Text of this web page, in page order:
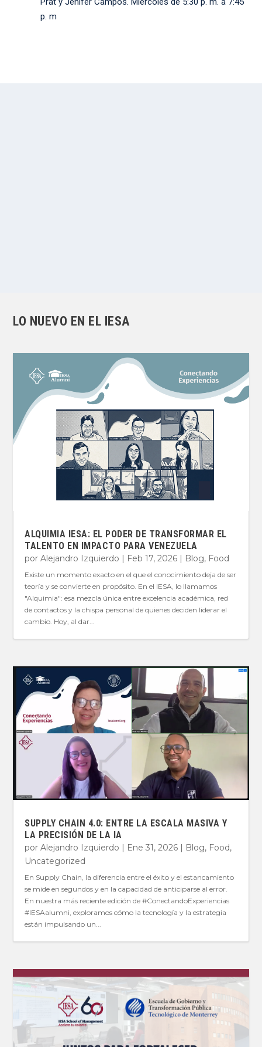
p. m
LO NUEVO EN EL IESA
ALQUIMIA IESA: EL PODER DE TRANSFORMAR EL
TALENTO EN IMPACTO PARA VENEZUELA
porAlejandro Izquierdo | Feb 17, 2026 | Blog, Food
Existe un momento exacto en el que el conocimiento deja de ser
teoría y se convierte en propósito. En el IESA, lo llamamos
"Alquimia": esa mezcla única entre excelencia académica, red
de contactos y la chispa personal de quienes deciden liderar el
cambio. Hoy, al dar...
SUPPLY CHAIN 4.0: ENTRE LA ESCALA MASIVA Y
LA PRECISIÓN DE LA IA
porAlejandro Izquierdo | Ene 31, 2026 | Blog, Food,
Uncategorized
En Supply Chain, la diferencia entre el éxito y el estancamiento
se mide en segundos y en la capacidad de anticiparse al error.
En nuestra más reciente edición de #ConectandoExperiencias
#IESAalumni, exploramos cómo la tecnología y la estrategia
están impulsando un...